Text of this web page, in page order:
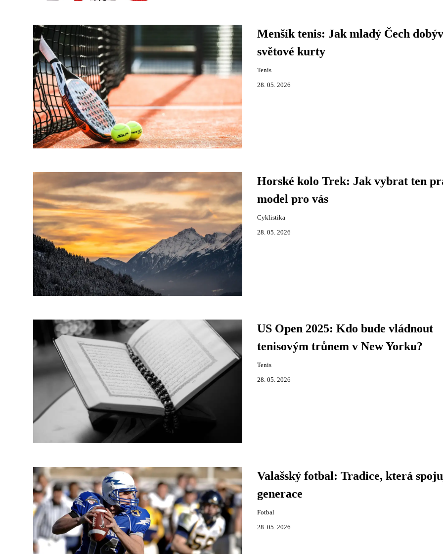
Menšík tenis: Jak mladý Čech
světové kurty
Tenis
28. 05. 2026
Horské kolo Trek: Jak vybrat ten
model pro vás
Cyklistika
28. 05. 2026
US Open 2025: Kdo bude vládnout
tenisovým trůnem v New Yorku?
Tenis
28. 05. 2026
Valašský fotbal: Tradice, která
generace
Fotbal
28. 05. 2026